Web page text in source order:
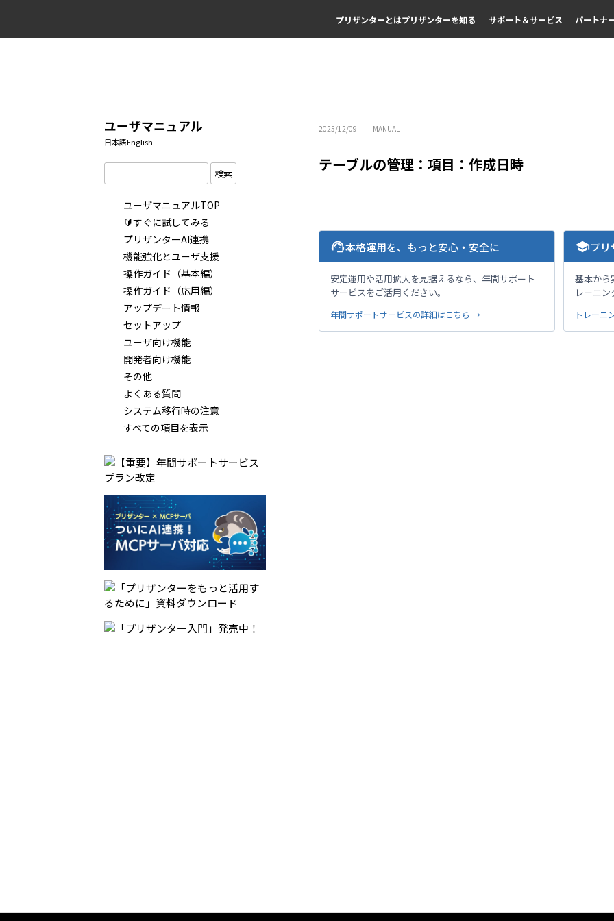
プリザンターとはプリザンターを知る サポート＆サービス パートナ
ユーザマニュアル
日本語English
検索
ユーザマニュアルTOP
🔰すぐに試してみる
プリザンターAI連携
機能強化とユーザ支援
操作ガイド（基本編）
操作ガイド（応用編）
アップデート情報
セットアップ
ユーザ向け機能
開発者向け機能
その他
よくある質問
システム移行時の注意
すべての項目を表示
2025/12/09 MANUAL
テーブルの管理：項目：作成日時
support_agent本格運用を、もっと安心・安全に
安定運用や活用拡大を見据えるなら、年間サポート
サービスをご活用ください。
年間サポートサービスの詳細はこちら →
schoolプリ
基本から
レーニン
トレーニ